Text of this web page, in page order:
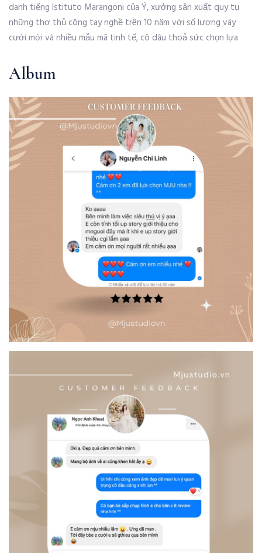
danh tiếng Istituto Marangoni của Ý, xưởng sản xuất quy tụ
những thợ thủ công tay nghề trên 10 năm với số lượng váy
cưới mới và nhiều mẫu mã tinh tế, cô dâu thoả sức chọn lựa
Album